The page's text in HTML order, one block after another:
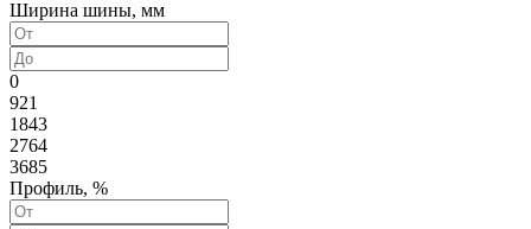
Ширина шины, мм
0
921
1843
2764
3685
Профиль, %